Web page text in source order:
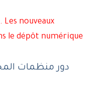
Les nouveaux
le dépôt numérique
دور منظمات